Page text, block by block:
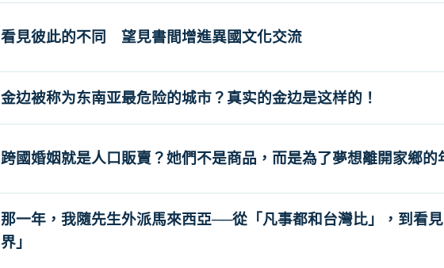
看見彼此的不同 望見書間增進異國文化交流
金边被称为东南亚最危险的城市？真实的金边是这样的！
跨國婚姻就是人口販賣？她們不是商品，而是為了夢想離開家鄉的
那一年，我隨先生外派馬來西亞──從「凡事都和台灣比」，到看
界」